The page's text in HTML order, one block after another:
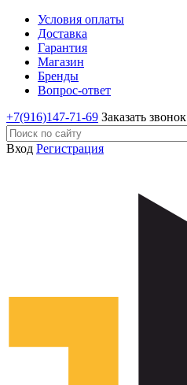
Условия оплаты
Доставка
Гарантия
Магазин
Бренды
Вопрос-ответ
+7(916)147-71-69 Заказать звонок
Вход Регистрация